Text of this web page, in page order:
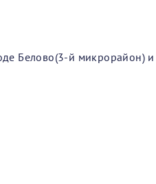
Белово(3-й микрорайон) и